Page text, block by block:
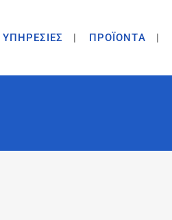
ΥΠΗΡΕΣΙΕΣ ΠΡΟΪΟΝΤA